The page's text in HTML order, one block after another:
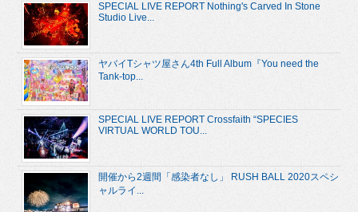
SPECIAL LIVE REPORT Nothing's Carved In Stone
Studio Live...
ヤバイTシャツ屋さん4th Full Album『You need the
Tank-top...
SPECIAL LIVE REPORT Crossfaith “SPECIES
VIRTUAL WORLD TOU...
開催から2週間「感染者なし」 RUSH BALL 2020スペシ
ャルライ...